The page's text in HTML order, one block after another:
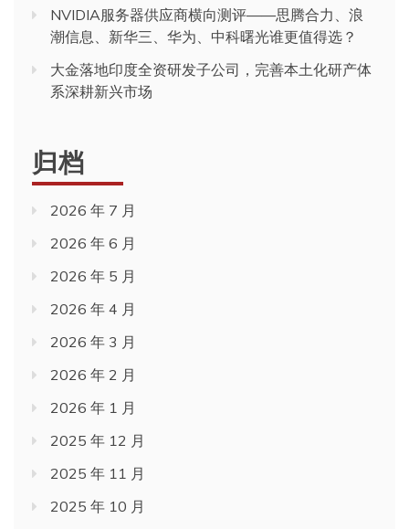
NVIDIA服务器供应商横向测评——思腾合力、浪
潮信息、新华三、华为、中科曙光谁更值得选？
大金落地印度全资研发子公司，完善本土化研产体
系深耕新兴市场
归档
2026 年 7 月
2026 年 6 月
2026 年 5 月
2026 年 4 月
2026 年 3 月
2026 年 2 月
2026 年 1 月
2025 年 12 月
2025 年 11 月
2025 年 10 月